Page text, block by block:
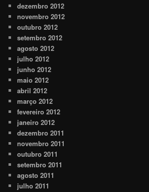
dezembro 2012
novembro 2012
outubro 2012
setembro 2012
agosto 2012
julho 2012
junho 2012
maio 2012
abril 2012
março 2012
fevereiro 2012
janeiro 2012
dezembro 2011
novembro 2011
outubro 2011
setembro 2011
agosto 2011
julho 2011